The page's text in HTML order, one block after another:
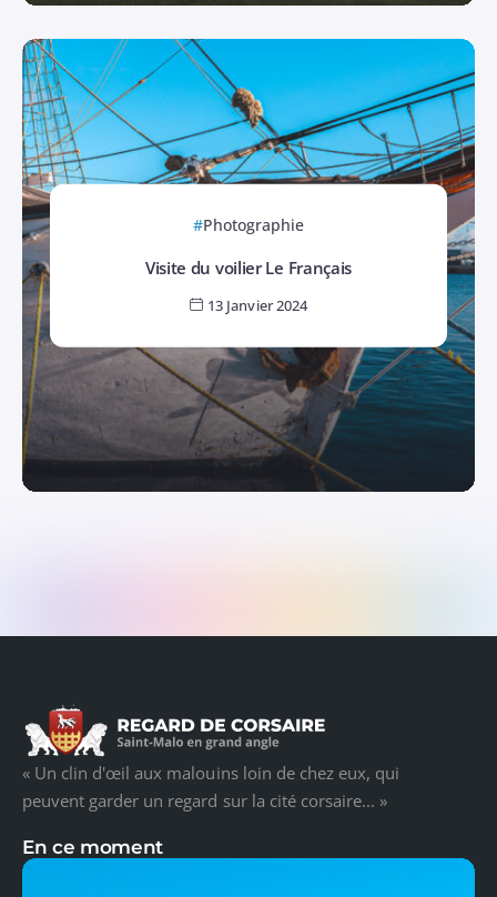
Photographie
Visite du voilier Le Français
13 Janvier 2024
« Un clin d'œil aux malouins loin de chez eux, qui
peuvent garder un regard sur la cité corsaire... »
En ce moment